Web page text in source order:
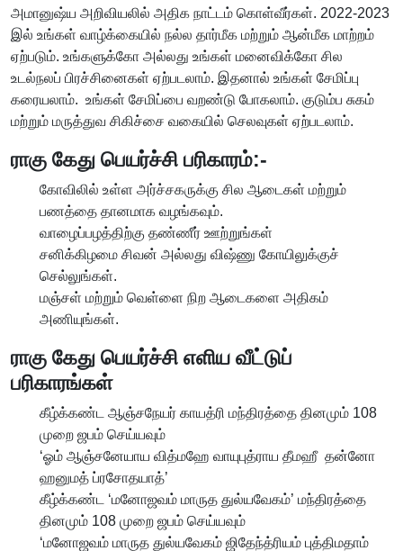
அமானுஷ்ய அறிவியலில் அதிக நாட்டம் கொள்வீர்கள். 2022-2023
இல் உங்கள் வாழ்க்கையில் நல்ல தார்மீக மற்றும் ஆன்மீக மாற்றம்
ஏற்படும். உங்களுக்கோ அல்லது உங்கள் மனைவிக்கோ சில
உடல்நலப் பிரச்சினைகள் ஏற்படலாம். இதனால் உங்கள் சேமிப்பு
கரையலாம். உங்கள் சேமிப்பை வறண்டு போகலாம். குடும்ப சுகம்
மற்றும் மருத்துவ சிகிச்சை வகையில் செலவுகள் ஏற்படலாம்.
ராகு கேது பெயர்ச்சி பரிகாரம்:-
கோவிலில் உள்ள அர்ச்சகருக்கு சில ஆடைகள் மற்றும்
பணத்தை தானமாக வழங்கவும்.
வாழைப்பழத்திற்கு தண்ணீர் ஊற்றுங்கள்
சனிக்கிழமை சிவன் அல்லது விஷ்ணு கோயிலுக்குச்
செல்லுங்கள்.
மஞ்சள் மற்றும் வெள்ளை நிற ஆடைகளை அதிகம்
அணியுங்கள்.
ராகு கேது பெயர்ச்சி எளிய வீட்டுப்
பரிகாரங்கள்
கீழ்க்கண்ட ஆஞ்சநேயர் காயத்ரி மந்திரத்தை தினமும் 108
முறை ஜபம் செய்யவும்
‘ஓம் ஆஞ்சனேயாய வித்மஹே வாயுபுத்ராய தீமஹீ தன்னோ
ஹனுமத் ப்ரசோதயாத்’
கீழ்க்கண்ட ‘மனோஜவம் மாருத துல்யவேகம்’ மந்திரத்தை
தினமும் 108 முறை ஜபம் செய்யவும்
‘மனோஜவம் மாருத துல்யவேகம் ஜிதேந்த்ரியம் புத்திமதாம்